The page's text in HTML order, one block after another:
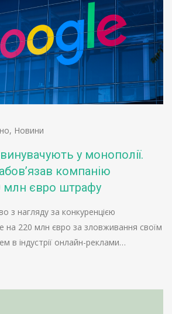
, Новини
у монополії.
компанію
млн євро штрафу
з нагляду за конкуренцією
на 220 млн євро за зловживання своїм
в індустрії онлайн-реклами…